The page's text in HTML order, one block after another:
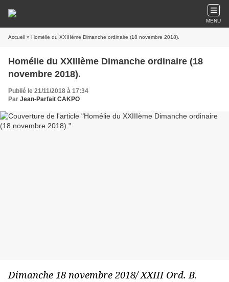
MENU
Accueil » Homélie du XXIIIème Dimanche ordinaire (18 novembre 2018).
Homélie du XXIIIème Dimanche ordinaire (18
novembre 2018).
Publié le 21/11/2018 à 17:34
Par Jean-Parfait CAKPO
Dimanche 18 novembre 2018/ XXIII Ord. B.